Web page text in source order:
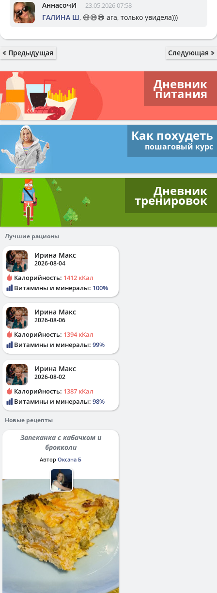
АннасочИ 23.05.2026 07:58
ГАЛИНА Ш, 😅😅😅 ага, только увидела)))
Предыдущая Следующая
Дневник
питания
Как похудеть
пошаговый курс
Дневник
тренировок
Лучшие рационы
Ирина Макс
2026-08-04
Калорийность: 1412 кКал
Витамины и минералы: 100%
Ирина Макс
2026-08-06
Калорийность: 1394 кКал
Витамины и минералы: 99%
Ирина Макс
2026-08-02
Калорийность: 1387 кКал
Витамины и минералы: 98%
Новые рецепты
Запеканка с кабачком и
брокколи
Автор Оксана Б